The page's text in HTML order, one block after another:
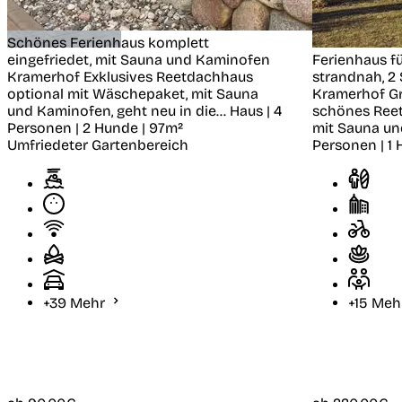
Schönes Ferienhaus komplett
eingefriedet, mit Sauna und Kaminofen
Kramerhof Exklusives Reetdachhaus
optional mit Wäschepaket, mit Sauna
und Kaminofen, geht neu in die... Haus | 4
Personen | 2 Hunde | 97m²
Umfriedeter Gartenbereich
+39 Mehr
Ferienhaus
strandnah, 2
Kramerhof
schönes
mit Sauna
Personen | 1
+15